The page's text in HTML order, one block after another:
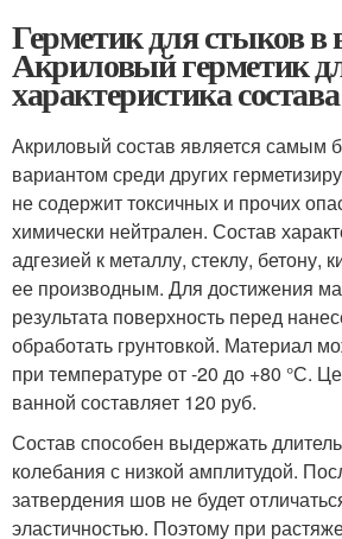
Герметик для стыков в
Акриловый герметик
характеристика состава
Акриловый состав является самым
вариантом среди других
не содержит токсичных и прочих
химически нейтрален. Состав
адгезией к металлу, стеклу, бетону,
ее производным. Для достижения
результата поверхность перед
обработать грунтовкой. Материал
при температуре от -20 до +80 °С.
ванной составляет 120 руб.
Состав способен выдержать
колебания с низкой амплитудой.
затвердения шов не будет
эластичностью. Поэтому при